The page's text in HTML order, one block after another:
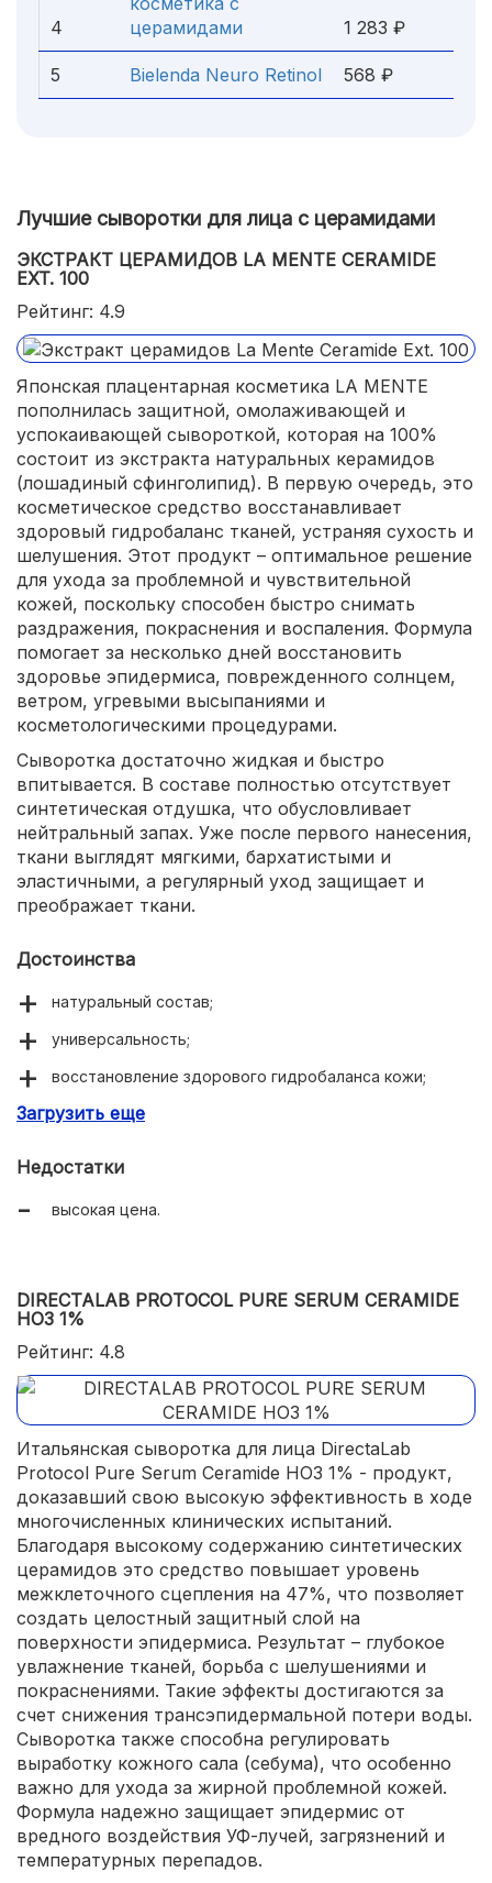
4
церамидами
1 283 ₽
5 Bielenda Neuro Retinol 568 ₽
Лучшие сыворотки для лица с церамидами
ЭКСТРАКТ ЦЕРАМИДОВ LA MENTE CERAMIDE
EXT. 100
Рейтинг: 4.9
Японская плацентарная косметика LA MENTE
пополнилась защитной, омолаживающей и
успокаивающей сывороткой, которая на 100%
состоит из экстракта натуральных керамидов
(лошадиный сфинголипид). В первую очередь, это
косметическое средство восстанавливает
здоровый гидробаланс тканей, устраняя сухость и
шелушения. Этот продукт – оптимальное решение
для ухода за проблемной и чувствительной
кожей, поскольку способен быстро снимать
раздражения, покраснения и воспаления. Формула
помогает за несколько дней восстановить
здоровье эпидермиса, поврежденного солнцем,
ветром, угревыми высыпаниями и
косметологическими процедурами.
Сыворотка достаточно жидкая и быстро
впитывается. В составе полностью отсутствует
синтетическая отдушка, что обусловливает
нейтральный запах. Уже после первого нанесения,
ткани выглядят мягкими, бархатистыми и
эластичными, а регулярный уход защищает и
преображает ткани.
Достоинства
натуральный состав;
универсальность;
восстановление здорового гидробаланса кожи;
снятие воспалений и раздражений;
Загрузить еще
Недостатки
высокая цена.
DIRECTALAB PROTOCOL PURE SERUM CERAMIDE
HO3 1%
Рейтинг: 4.8
Итальянская сыворотка для лица DirectaLab
Protocol Pure Serum Ceramide HO3 1% - продукт,
доказавший свою высокую эффективность в ходе
многочисленных клинических испытаний.
Благодаря высокому содержанию синтетических
церамидов это средство повышает уровень
межклеточного сцепления на 47%, что позволяет
создать целостный защитный слой на
поверхности эпидермиса. Результат – глубокое
увлажнение тканей, борьба с шелушениями и
покраснениями. Такие эффекты достигаются за
счет снижения трансэпидермальной потери воды.
Сыворотка также способна регулировать
выработку кожного сала (себума), что особенно
важно для ухода за жирной проблемной кожей.
Формула надежно защищает эпидермис от
вредного воздействия УФ-лучей, загрязнений и
температурных перепадов.